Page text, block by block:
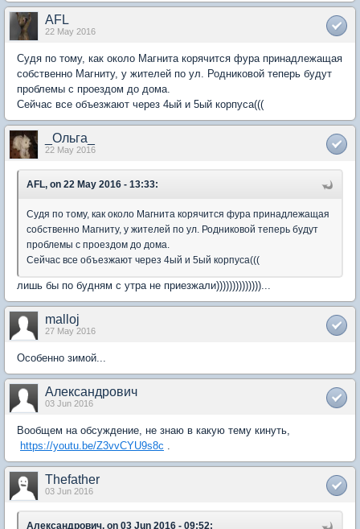
AFL
22 May 2016
Судя по тому, как около Магнита корячится фура принадлежащая
собственно Магниту, у жителей по ул. Родниковой теперь будут
проблемы с проездом до дома.
Сейчас все объезжают через 4ый и 5ый корпуса(((
_Ольга_
22 May 2016
AFL, on 22 May 2016 - 13:33:
Судя по тому, как около Магнита корячится фура принадлежащая
собственно Магниту, у жителей по ул. Родниковой теперь будут
проблемы с проездом до дома.
Сейчас все объезжают через 4ый и 5ый корпуса(((
лишь бы по будням с утра не приезжали))))))))))))))...
malloj
27 May 2016
Особенно зимой...
Александрович
03 Jun 2016
Вообщем на обсуждение, не знаю в какую тему кинуть,
https://youtu.be/Z3vvCYU9s8c .
Thefather
03 Jun 2016
Александрович, on 03 Jun 2016 - 09:52: